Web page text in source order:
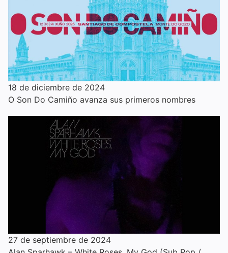
18 de diciembre de 2024
O Son Do Camiño avanza sus primeros nombres
27 de septiembre de 2024